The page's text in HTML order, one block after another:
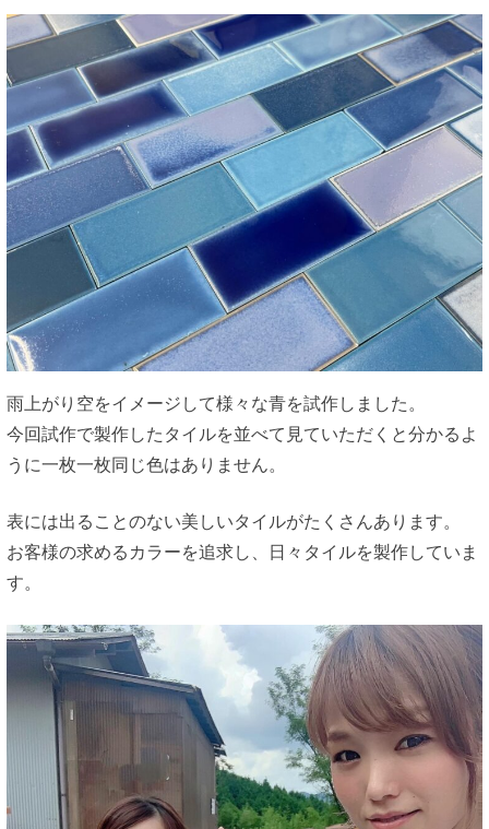
雨上がり空をイメージして様々な青を試作しました。
今回試作で製作したタイルを並べて見ていただくと分かるよ
うに一枚一枚同じ色はありません。
表には出ることのない美しいタイルがたくさんあります。
お客様の求めるカラーを追求し、日々タイルを製作していま
す。